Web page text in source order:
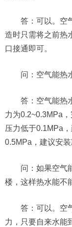
答：可以。空
造时只需将之前热
口接通即可。
问：空气能热
答：空气能热
力为0.2~0.3MPa
压力低于0.1MPa
0.5MPa，建议安
问：如果空气
楼，这样热水能不
答：可以。空
力，只要自来水能